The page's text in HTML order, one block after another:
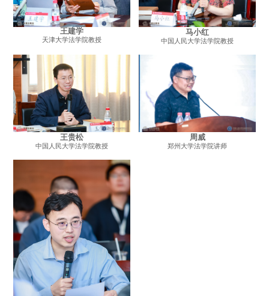
王建学
天津大学法学院教授
马小红
中国人民大学法学院教授
王贵松
中国人民大学法学院教授
周威
郑州大学法学院讲师